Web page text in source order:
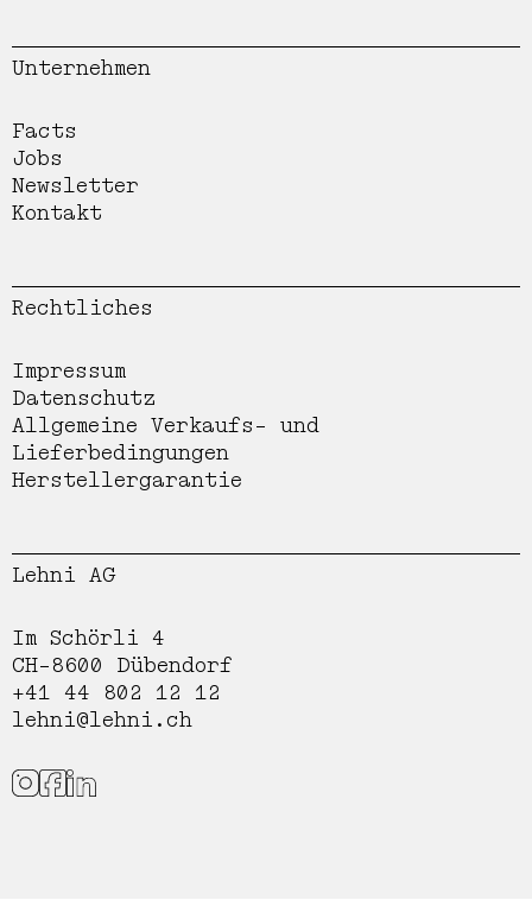
Unternehmen
Facts
Jobs
Newsletter
Kontakt
Rechtliches
Impressum
Datenschutz
Allgemeine Verkaufs- und
Lieferbedingungen
Herstellergarantie
Lehni AG
Im Schörli 4
CH-8600 Dübendorf
+41 44 802 12 12
lehni@lehni.ch